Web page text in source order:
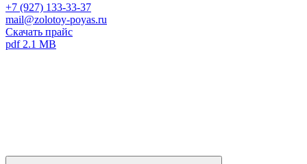
+7 (927) 133-33-37
mail@zolotoy-poyas.ru
Скачать прайс
pdf 2.1 MB